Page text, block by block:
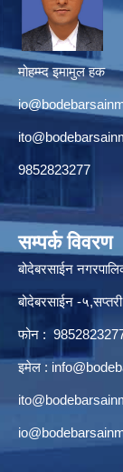
मोहम्म्द इमामुल हक
9852823277
सम्पर्क विवरण
बोदेबरसाईन
बोदेबरसाईन -
फोन :
इमेल :